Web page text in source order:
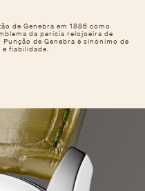
de Genebra em 1886 como
da perícia relojoeira de
de Genebra é sinónimo de
fiabilidade.